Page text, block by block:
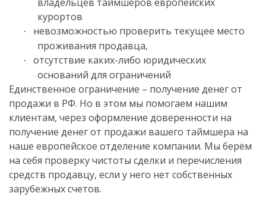
курортов
·
невозможностью проверить текущее место
проживания продавца,
·
отсутствие каких-либо юридических
оснований для ограничений
Единственное ограничение – получение денег от
продажи в РФ. Но в этом мы помогаем нашим
клиентам, через оформление доверенности на
получение денег от продажи вашего таймшера на
наше европейское отделение компании. Мы берём
на себя проверку чистоты сделки и перечисления
средств продавцу, если у него нет собственных
зарубежных счетов.